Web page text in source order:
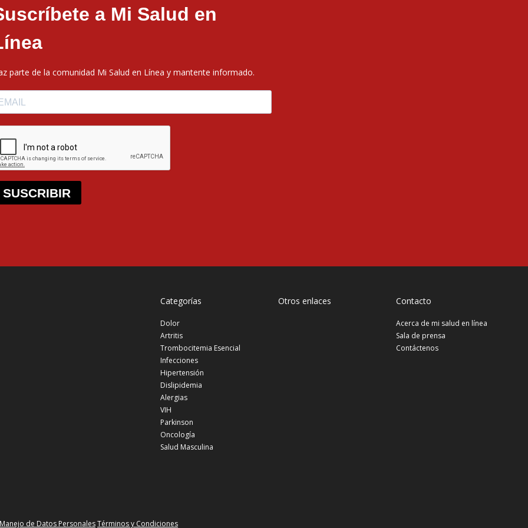
a Mi Salud en
parte de la comunidad Mi Salud en Línea y mantente informado.
SUSCRIBIR
Categorías
Dolor
Artritis
Trombocitemia Esencial
Infecciones
Hipertensión
Dislipidemia
Alergias
VIH
Parkinson
Oncología
Salud Masculina
Otros enlaces Contacto
Acerca de mi salud en línea
Sala de prensa
Contáctenos
de Datos PersonalesTérminos y Condiciones